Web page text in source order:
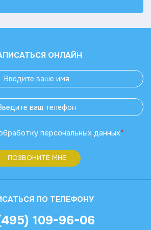
ОНЛАЙН
персональных данных*
ПОЗВОНИТЕ МНЕ
ПО ТЕЛЕФОНУ
109-96-06